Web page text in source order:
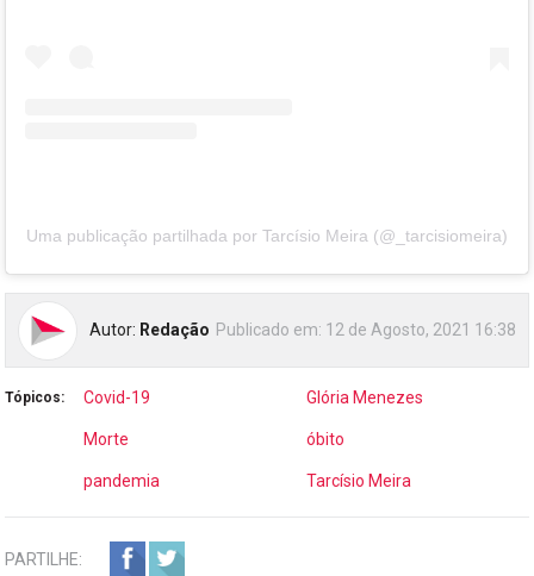
Uma publicação partilhada por Tarcísio Meira (@_tarcisiomeira)
Autor: Redação Publicado em: 12 de Agosto, 2021 16:38
Tópicos: Covid-19 Glória Menezes
Morte óbito
pandemia Tarcísio Meira
PARTILHE: